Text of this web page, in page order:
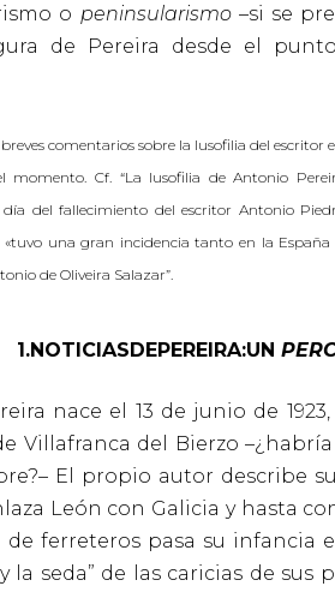
o peninsularismo–si se
de Pereira desde el
comentarios sobre la lusofilia del escritor
Cf. “La lusofilia de Antonio
día del fallecimiento del escritor Antonio
«tuvo una gran incidencia tanto en la
de Oliveira Salazar”.
1.NOTICIASDEPEREIRA:UN
nace el 13 de junio de 1923,
Villafranca del Bierzo
El propio autor describe
León con Galicia y hasta
ferreteros pasa su infancia
la seda” de las caricias de sus